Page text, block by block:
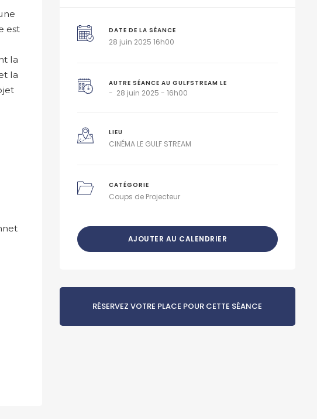
est
la
la
DATE DE LA SÉANCE
28 juin 2025 16h00
AUTRE SÉANCE AU GULFSTREAM LE
28 juin 2025 - 16h00
LIEU
CINÉMA LE GULF STREAM
CATÉGORIE
Coups de Projecteur
AJOUTER AU CALENDRIER
RÉSERVEZ VOTRE PLACE POUR CETTE SÉANCE